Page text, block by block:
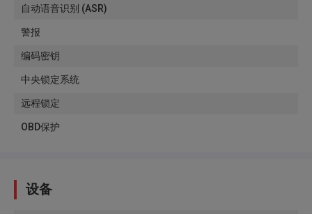
自动语音识别 (ASR)
警报
编码密钥
中央锁定系统
远程锁定
OBD保护
设备